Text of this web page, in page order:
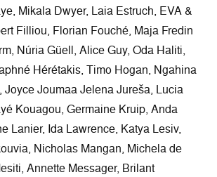
Mikala Dwyer, Laia Estruch, EVA &
Filliou, Florian Fouché, Maja Fredin
Núria Güell, Alice Guy, Oda Haliti,
Hérétakis, Timo Hogan, Ngahina
Joumaa Jelena Jureša, Lucia
Kouagou, Germaine Kruip, Anda
Lanier, Ida Lawrence, Katya Lesiv,
Nicholas Mangan, Michela de
Annette Messager, Brilant